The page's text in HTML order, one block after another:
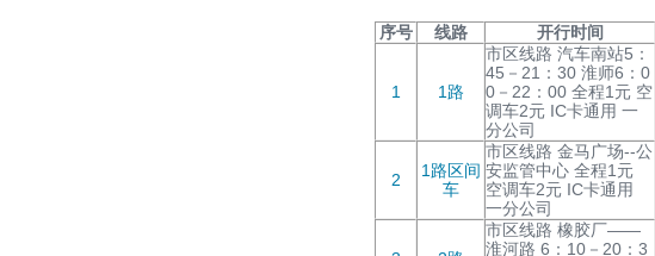
序号
线路 开行时间
1 1路
市区线路 汽车南站5：
45－21：30 淮师6：0
0－22：00 全程1元 空
调车2元 IC卡通用 一
分公司
2
1路区间
车
市区线路 金马广场--公
安监管中心 全程1元
空调车2元 IC卡通用
一分公司
市区线路 橡胶厂——
淮河路 6：10－20：3